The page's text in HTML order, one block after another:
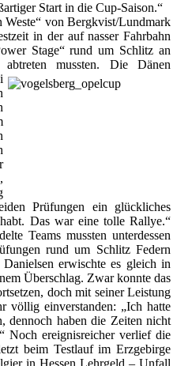
Start in die Cup-Saison.“
von Bergkvist/Lundmark
in der auf nasser Fahrbahn
Stage“ rund um Schlitz an
abtreten mussten. Die Dänen
Prüfungen ein glückliches
Das war eine tolle Rallye.“
Teams mussten unterdessen
rund um Schlitz Federn
erwischte es gleich in
Überschlag. Zwar konnte das
doch mit seiner Leistung
einverstanden: „Ich hatte
dennoch haben die Zeiten nicht
Noch ereignisreicher verlief die
beim Testlauf im Erzgebirge
in Hessen Lehrgeld – Unfall